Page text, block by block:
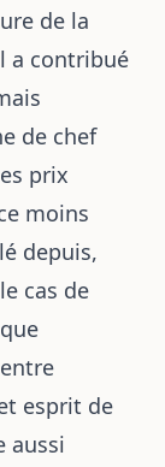
de la
a contribué
de chef
prix
moins
depuis,
cas de
esprit de
aussi